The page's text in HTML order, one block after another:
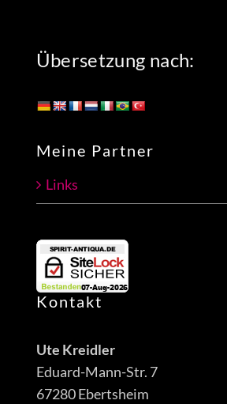
Übersetzung nach:
Meine Partner
Links
Kontakt
Ute Kreidler
Eduard-Mann-Str. 7
67280 Ebertsheim